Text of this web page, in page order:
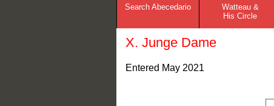
Search Abecedario
Watteau &
His Circle
X. Junge Dame
Entered May 2021